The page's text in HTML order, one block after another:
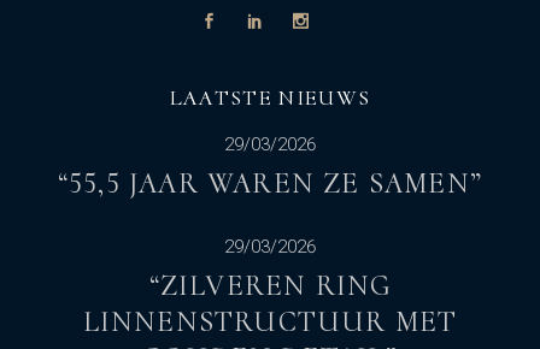
LAATSTE NIEUWS
29/03/2026
“55,5 JAAR WAREN ZE SAMEN”
29/03/2026
“ZILVEREN RING
LINNENSTRUCTUUR MET